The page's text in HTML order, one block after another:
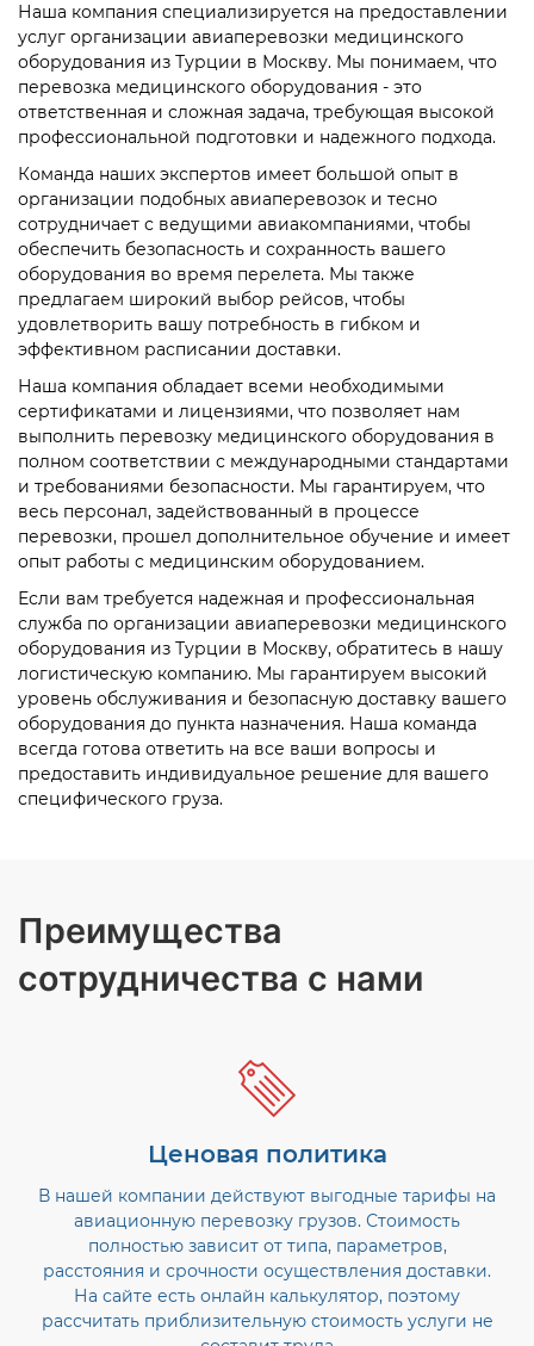
Наша компания специализируется на предоставлении
услуг организации авиаперевозки медицинского
оборудования из Турции в Москву. Мы понимаем, что
перевозка медицинского оборудования - это
ответственная и сложная задача, требующая высокой
профессиональной подготовки и надежного подхода.
Команда наших экспертов имеет большой опыт в
организации подобных авиаперевозок и тесно
сотрудничает с ведущими авиакомпаниями, чтобы
обеспечить безопасность и сохранность вашего
оборудования во время перелета. Мы также
предлагаем широкий выбор рейсов, чтобы
удовлетворить вашу потребность в гибком и
эффективном расписании доставки.
Наша компания обладает всеми необходимыми
сертификатами и лицензиями, что позволяет нам
выполнить перевозку медицинского оборудования в
полном соответствии с международными стандартами
и требованиями безопасности. Мы гарантируем, что
весь персонал, задействованный в процессе
перевозки, прошел дополнительное обучение и имеет
опыт работы с медицинским оборудованием.
Если вам требуется надежная и профессиональная
служба по организации авиаперевозки медицинского
оборудования из Турции в Москву, обратитесь в нашу
логистическую компанию. Мы гарантируем высокий
уровень обслуживания и безопасную доставку вашего
оборудования до пункта назначения. Наша команда
всегда готова ответить на все ваши вопросы и
предоставить индивидуальное решение для вашего
специфического груза.
Преимущества
сотрудничества с нами
Ценовая политика
В нашей компании действуют выгодные тарифы на
авиационную перевозку грузов. Стоимость
полностью зависит от типа, параметров,
расстояния и срочности осуществления доставки.
На сайте есть онлайн калькулятор, поэтому
рассчитать приблизительную стоимость услуги не